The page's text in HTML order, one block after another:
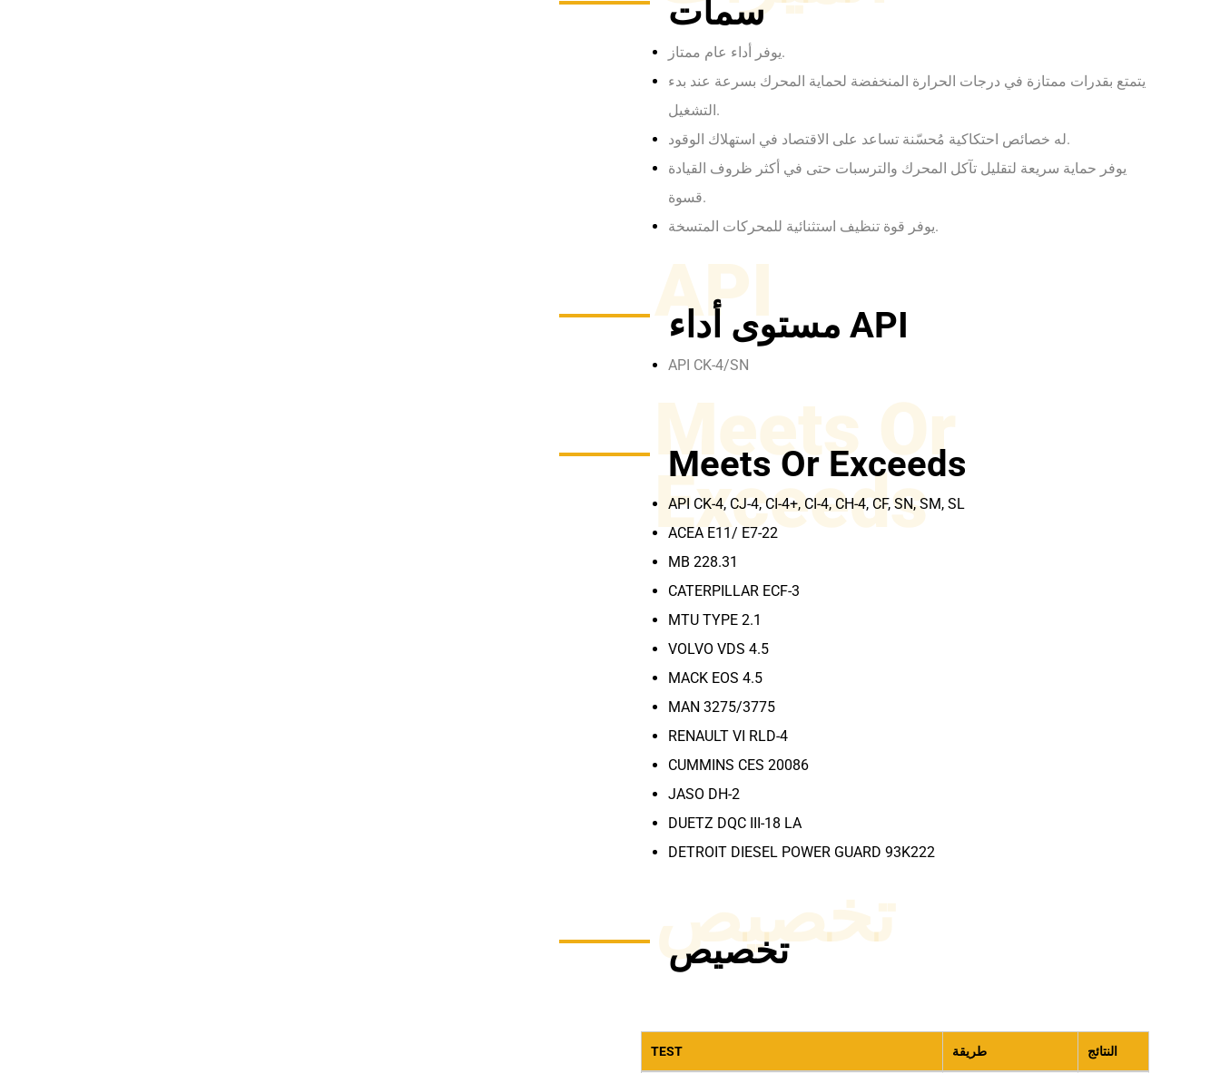
سمات
يوفر أداء عام ممتاز.
يتمتع بقدرات ممتازة في درجات الحرارة المنخفضة لحماية المحرك بسرعة عند بدء
التشغيل.
له خصائص احتكاكية مُحسّنة تساعد على الاقتصاد في استهلاك الوقود.
يوفر حماية سريعة لتقليل تآكل المحرك والترسبات حتى في أكثر ظروف القيادة
قسوة.
يوفر قوة تنظيف استثنائية للمحركات المتسخة.
API مستوى أداء API
API CK-4/SN
Meets Or
Exceeds
Meets Or Exceeds
API CK-4, CJ-4, CI-4+, CI-4, CH-4, CF, SN, SM, SL
ACEA E11/ E7-22
MB 228.31
CATERPILLAR ECF-3
MTU TYPE 2.1
VOLVO VDS 4.5
MACK EOS 4.5
MAN 3275/3775
RENAULT VI RLD-4
CUMMINS CES 20086
JASO DH-2
DUETZ DQC III-18 LA
DETROIT DIESEL POWER GUARD 93K222
تخصيص
تخصيص
TEST طريقة النتائج